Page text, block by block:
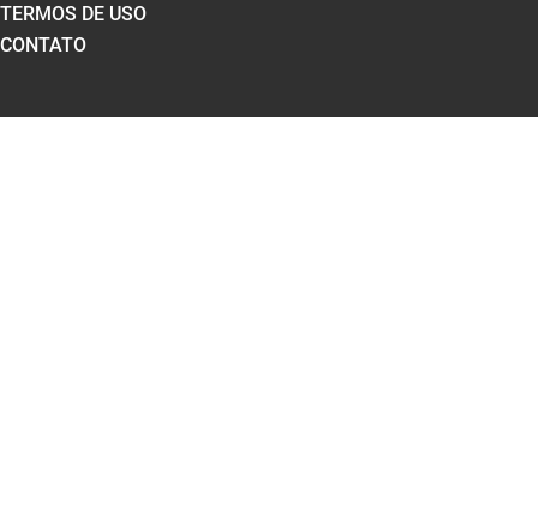
TERMOS DE USO
CONTATO